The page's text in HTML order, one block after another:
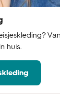
huis.